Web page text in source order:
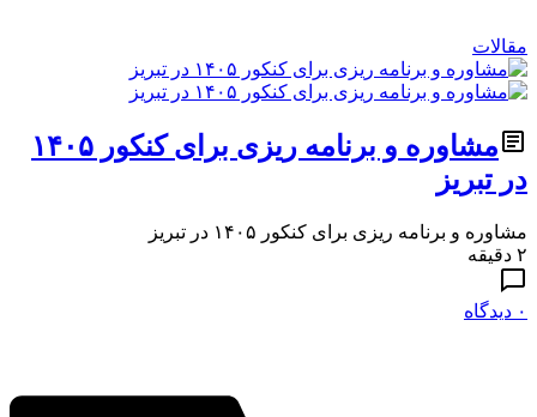
مقالات
مشاوره و برنامه ریزی برای کنکور ۱۴۰۵
در تبریز
مشاوره و برنامه ریزی برای کنکور ۱۴۰۵ در تبریز
۲ دقیقه
۰ دیدگاه